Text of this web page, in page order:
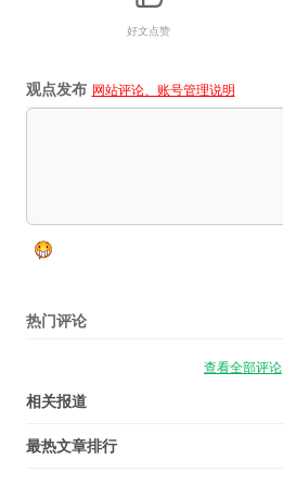
好文点赞
观点发布 网站评论、账号管理说明
热门评论
查看全部评论
相关报道
最热文章排行